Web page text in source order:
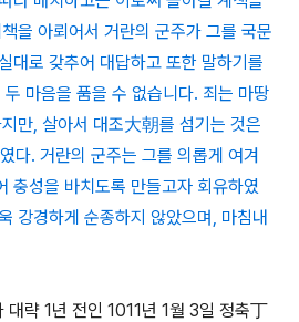
을 아뢰어서 거란의 군주가 그를 국문
대로 갖추어 대답하고 또한 말하기를
마음을 품을 수 없습니다. 죄는 마땅
만, 살아서 대조大朝를 섬기는 것은
다. 거란의 군주는 그를 의롭게 여겨
충성을 바치도록 만들고자 회유하였
강경하게 순종하지 않았으며, 마침내
대략 1년 전인 1011년 1월 3일 정축丁